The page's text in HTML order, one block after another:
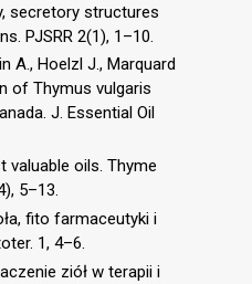
secretory structures
PJSRR 2(1), 1–10.
A., Hoelzl J., Marquard
of Thymus vulgaris
J. Essential Oil
valuable oils. Thyme
5–13.
fito farmaceutyki i
1, 4–6.
ziół w terapii i